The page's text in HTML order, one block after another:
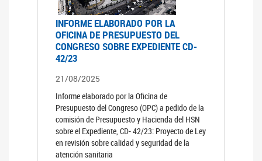
INFORME ELABORADO POR LA
OFICINA DE PRESUPUESTO DEL
CONGRESO SOBRE EXPEDIENTE CD-
42/23
21/08/2025
Informe elaborado por la Oficina de
Presupuesto del Congreso (OPC) a pedido de la
comisión de Presupuesto y Hacienda del HSN
sobre el Expediente, CD- 42/23: Proyecto de Ley
en revisión sobre calidad y seguridad de la
atención sanitaria